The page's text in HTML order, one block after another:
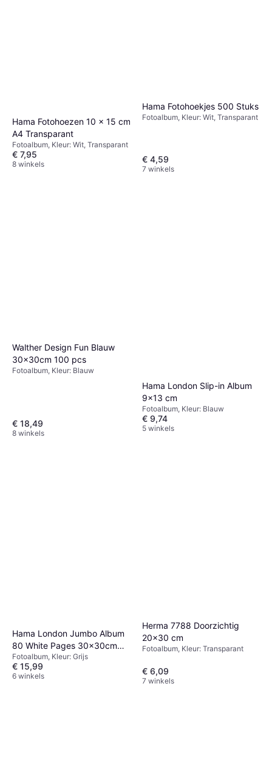
Hama Fotohoezen 10 x 15 cm
A4 Transparant
Fotoalbum, Kleur: Wit, Transparant
€ 7,95
8 winkels
Hama Fotohoekjes 500 Stuks
Fotoalbum, Kleur: Wit, Transparant
€ 4,59
7 winkels
Walther Design Fun Blauw
30x30cm 100 pcs
Fotoalbum, Kleur: Blauw
€ 18,49
8 winkels
Hama London Slip-in Album
9x13 cm
Fotoalbum, Kleur: Blauw
€ 9,74
5 winkels
Hama London Jumbo Album
80 White Pages 30x30cm
Grey
Fotoalbum, Kleur: Grijs
€ 15,99
6 winkels
Herma 7788 Doorzichtig
20x30 cm
Fotoalbum, Kleur: Transparant
€ 6,09
7 winkels